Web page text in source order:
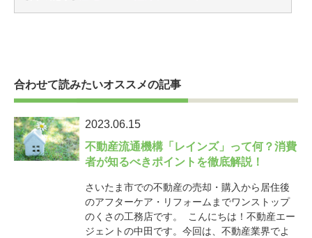
合わせて読みたいオススメの記事
2023.06.15
不動産流通機構「レインズ」って何？消費
者が知るべきポイントを徹底解説！
さいたま市での不動産の売却・購入から居住後
のアフターケア・リフォームまでワンストップ
のくさの工務店です。 こんにちは！不動産エー
ジェントの中田です。今回は、不動産業界でよ